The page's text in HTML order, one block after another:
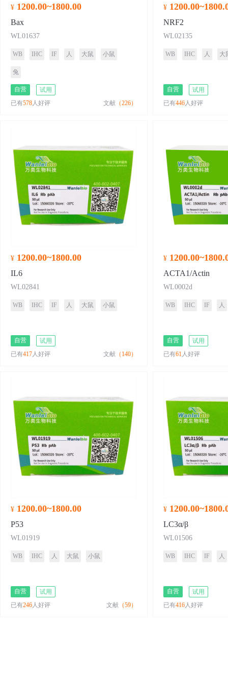
¥ 1200.00~1800.00
Bax
WL01637
WB IHC IF 人 大鼠 小鼠
兔
自营
试用
已有578人好评 文献 （226）
¥
NRF2
WL02135
WB IHC 人 大
自营
试用
已有446人好评
¥ 1200.00~1800.00
IL6
WL02841
WB IHC IF 人 大鼠 小鼠
自营
试用
已有417人好评 文献 （140）
¥
ACTA1/Actin
WL0002d
WB IHC IF 人
自营
试用
已有61人好评
¥ 1200.00~1800.00
P53
WL01919
WB IHC 人 大鼠 小鼠
自营
试用
已有246人好评 文献 （59）
¥
LC3α/β
WL01506
WB IHC IF 人
自营
试用
已有416人好评